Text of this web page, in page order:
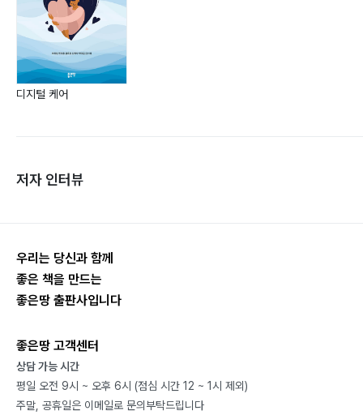
디지털 케어
저자 인터뷰
우리는 당신과 함께
좋은 책을 만드는
좋은땅 출판사입니다
좋은땅 고객센터
상담 가능 시간
평일 오전 9시 ~ 오후 6시 (점심 시간 12 ~ 1시 제외)
주말, 공휴일은 이메일로 문의부탁드립니다